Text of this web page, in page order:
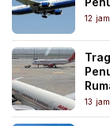
12
13